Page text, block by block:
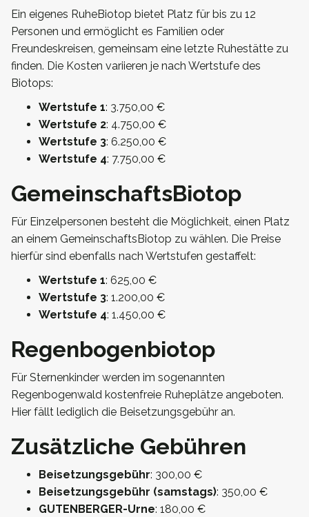
Ein eigenes RuheBiotop bietet Platz für bis zu 12
Personen und ermöglicht es Familien oder
Freundeskreisen, gemeinsam eine letzte Ruhestätte zu
finden. Die Kosten variieren je nach Wertstufe des
Biotops:
Wertstufe 1: 3.750,00 €
Wertstufe 2: 4.750,00 €
Wertstufe 3: 6.250,00 €
Wertstufe 4: 7.750,00 €
GemeinschaftsBiotop
Für Einzelpersonen besteht die Möglichkeit, einen Platz
an einem GemeinschaftsBiotop zu wählen. Die Preise
hierfür sind ebenfalls nach Wertstufen gestaffelt:
Wertstufe 1: 625,00 €
Wertstufe 3: 1.200,00 €
Wertstufe 4: 1.450,00 €
Regenbogenbiotop
Für Sternenkinder werden im sogenannten
Regenbogenwald kostenfreie Ruheplätze angeboten.
Hier fällt lediglich die Beisetzungsgebühr an.
Zusätzliche Gebühren
Beisetzungsgebühr: 300,00 €
Beisetzungsgebühr (samstags): 350,00 €
GUTENBERGER-Urne: 180,00 €